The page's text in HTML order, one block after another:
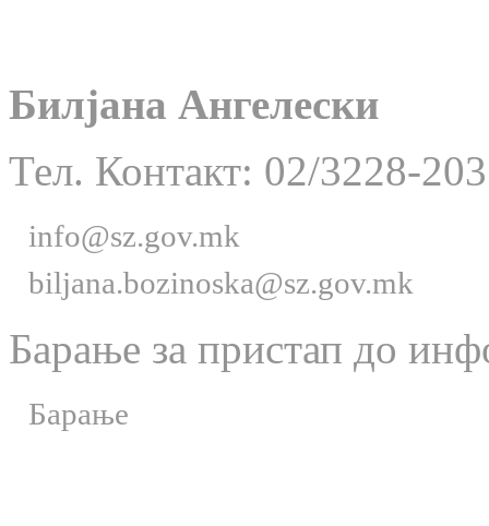
Билјана Ангелески
Тел. Контакт: 02/3228-203
info@sz.gov.mk
biljana.bozinoska@sz.gov.mk
Барање за пристап до
Барање